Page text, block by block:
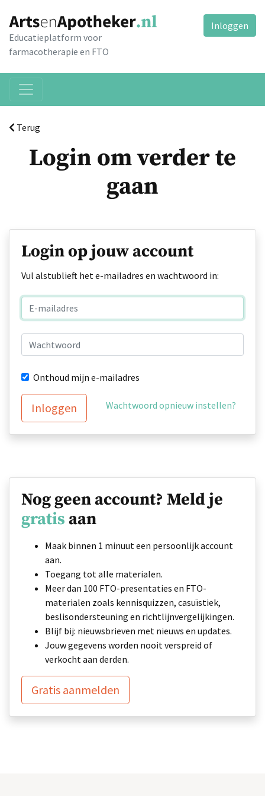
Educatieplatform voor
farmacotherapie en FTO
Inloggen
Terug
Login om verder te
gaan
Login op jouw account
Vul alstublieft het e-mailadres en wachtwoord in:
Onthoud mijn e-mailadres
Inloggen Wachtwoord opnieuw instellen?
Nog geen account? Meld je
gratis aan
Maak binnen 1 minuut een persoonlijk account
aan.
Toegang tot alle materialen.
Meer dan 100 FTO-presentaties en FTO-
materialen zoals kennisquizzen, casuïstiek,
beslisondersteuning en richtlijnvergelijkingen.
Blijf bij: nieuwsbrieven met nieuws en updates.
Jouw gegevens worden nooit verspreid of
verkocht aan derden.
Gratis aanmelden